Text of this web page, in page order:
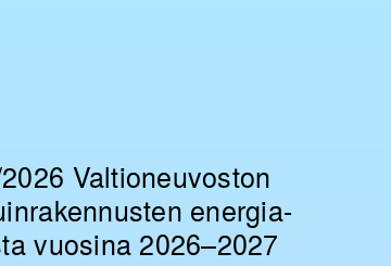
Valtioneuvoston
energia-
vuosina 2026–2027